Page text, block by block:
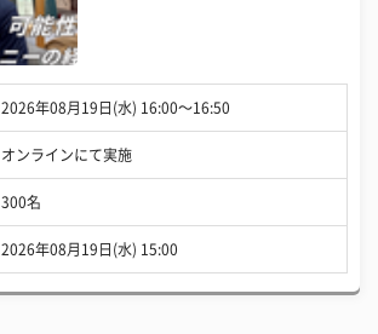
2026年08月19日(水) 16:00〜16:50
オンラインにて実施
300名
2026年08月19日(水) 15:00